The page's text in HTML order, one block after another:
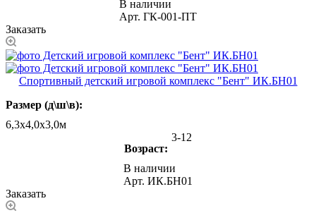
В наличии
Арт. ГК-001-ПТ
Заказать
Спортивный детский игровой комплекс "Бент" ИК.БН01
Размер (д\ш\в):
6,3х4,0х3,0м
Возраст:
3-12
В наличии
Арт. ИК.БН01
Заказать